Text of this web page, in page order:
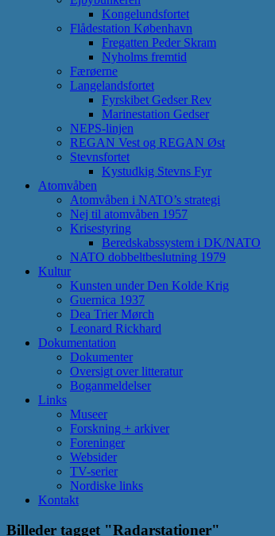
Kongelundsfortet
Flådestation København
Fregatten Peder Skram
Nyholms fremtid
Færøerne
Langelandsfortet
Fyrskibet Gedser Rev
Marinestation Gedser
NEPS-linjen
REGAN Vest og REGAN Øst
Stevnsfortet
Kystudkig Stevns Fyr
Atomvåben
Atomvåben i NATO’s strategi
Nej til atomvåben 1957
Krisestyring
Beredskabssystem i DK/NATO
NATO dobbeltbeslutning 1979
Kultur
Kunsten under Den Kolde Krig
Guernica 1937
Dea Trier Mørch
Leonard Rickhard
Dokumentation
Dokumenter
Oversigt over litteratur
Boganmeldelser
Links
Museer
Forskning + arkiver
Foreninger
Websider
TV-serier
Nordiske links
Kontakt
Billeder tagget "Radarstationer"